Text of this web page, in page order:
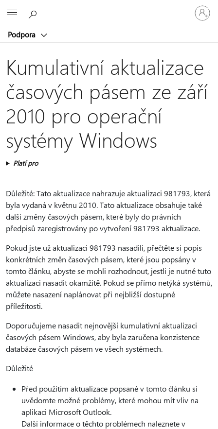
Podpora
Přihlaste
se
ke
účtu
Kumulativní aktualizace
časových pásem ze září
2010 pro operační
systémy Windows
Platí pro
Důležité: Tato aktualizace nahrazuje aktualizaci 981793, která
byla vydaná v květnu 2010. Tato aktualizace obsahuje také
další změny časových pásem, které byly do právních
předpisů zaregistrovány po vytvoření 981793 aktualizace.
Pokud jste už aktualizaci 981793 nasadili, přečtěte si popis
konkrétních změn časových pásem, které jsou popsány v
tomto článku, abyste se mohli rozhodnout, jestli je nutné tuto
aktualizaci nasadit okamžitě. Pokud se přímo netýká systémů,
můžete nasazení naplánovat při nejbližší dostupné
příležitosti.
Doporučujeme nasadit nejnovější kumulativní aktualizaci
časových pásem Windows, aby byla zaručena konzistence
databáze časových pásem ve všech systémech.
Důležité
Před použitím aktualizace popsané v tomto článku si
uvědomte možné problémy, které mohou mít vliv na
aplikaci Microsoft Outlook.
Další informace o těchto problémech naleznete v